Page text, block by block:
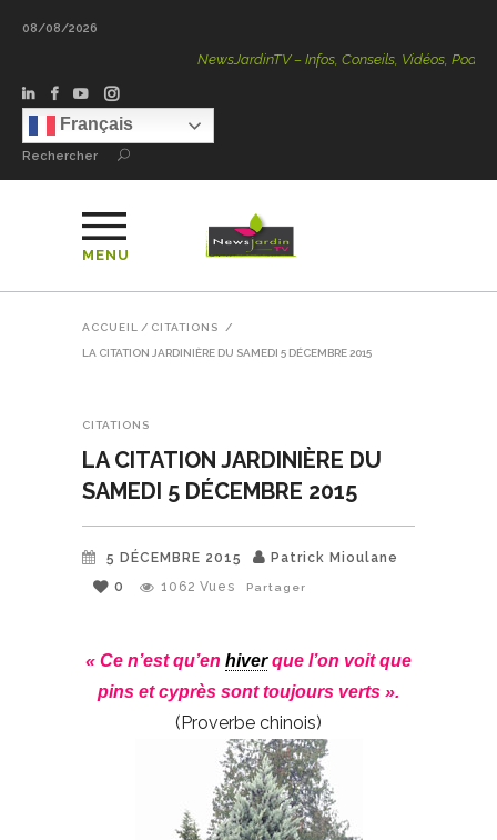
08/08/2026
NewsJardinTV – Infos, Conseils, Vidéos, Podcasts – 100
Français
Rechercher
MENU
ACCUEIL / CITATIONS /
LA CITATION JARDINIÈRE DU SAMEDI 5 DÉCEMBRE 2015
CITATIONS
LA CITATION JARDINIÈRE DU
SAMEDI 5 DÉCEMBRE 2015
5 DÉCEMBRE 2015
Patrick Mioulane
0
1062 Vues Partager
« Ce n’est qu’en hiverque l’on voit que
pins et cyprès sont toujours verts ».
(Proverbe chinois)